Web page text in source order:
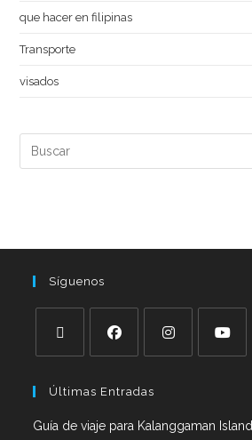
que hacer en filipinas
Transporte
visados
Síguenos
Últimas Entradas
Guía de viaje para Kalanggaman Island